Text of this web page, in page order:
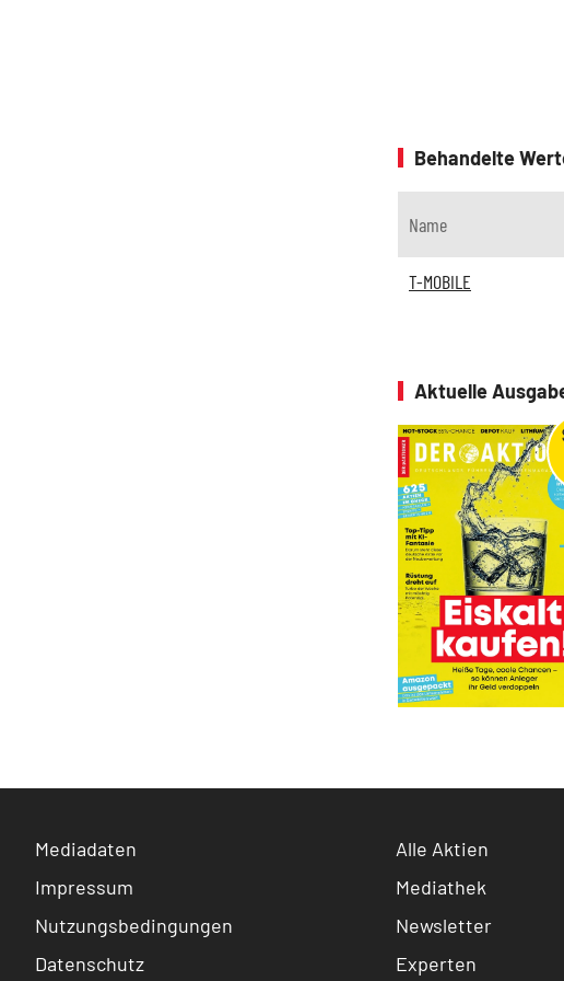
Behandelte
Name
T-MOBILE
Aktuelle
Mediadaten
Impressum
Nutzungsbedingungen
Datenschutz
Alle Aktien
Mediathek
Newsletter
Experten